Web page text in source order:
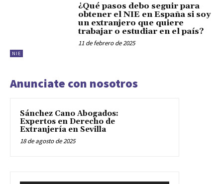
NIE
¿Qué pasos debo seguir para
obtener el NIE en España si soy
un extranjero que quiere
trabajar o estudiar en el país?
11 de febrero de 2025
Anunciate con nosotros
Sánchez Cano Abogados:
Expertos en Derecho de
Extranjería en Sevilla
18 de agosto de 2025